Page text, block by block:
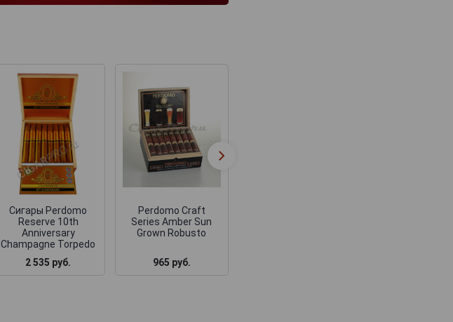
Сигары Perdomo
Reserve 10th
Anniversary
Champagne Torpedo
2 535 руб.
Perdomo Craft
Series Amber Sun
Grown Robusto
965 руб.